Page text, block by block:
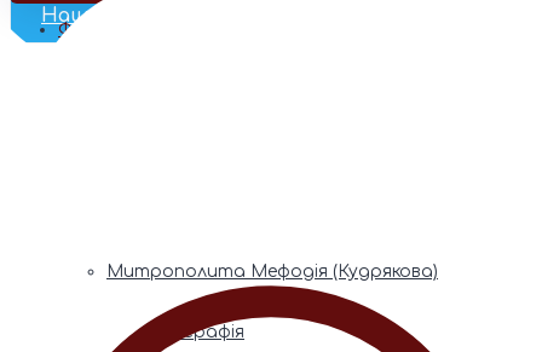
Наш Телеграм
Фонди пам’яті
Митрополита Мефодія (Кудрякова)
Біографія